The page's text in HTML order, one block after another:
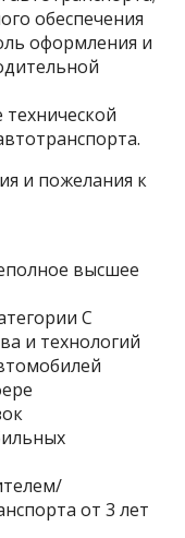
обеспечения
оформления и
и пожелания к
высшее
C
и технологий
от 3 лет